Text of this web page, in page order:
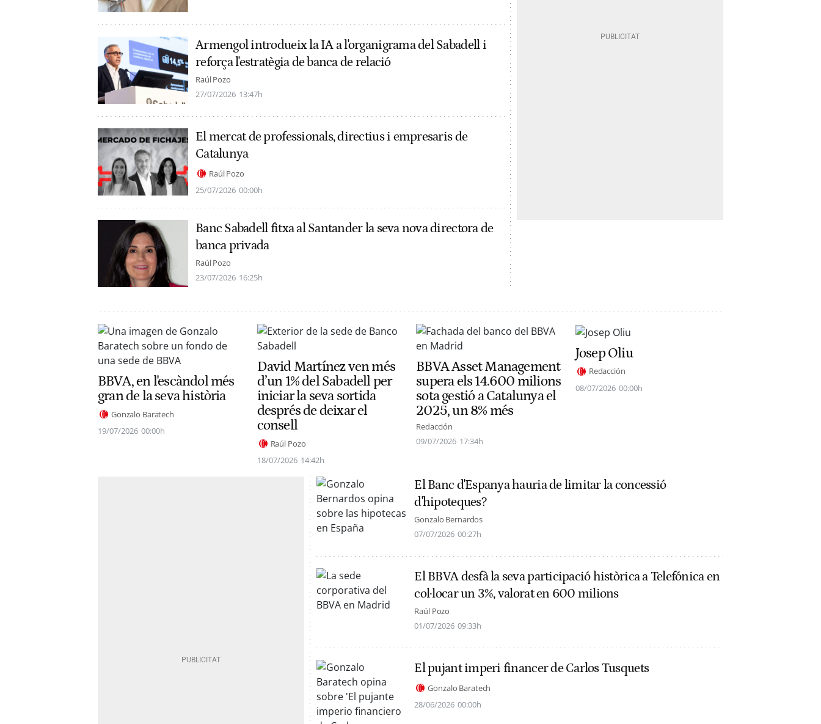
Armengol introdueix la IA a l'organigrama del Sabadell i
reforça l'estratègia de banca de relació
Raúl Pozo
27/07/2026 13:47h
El mercat de professionals, directius i empresaris de
Catalunya
Raúl Pozo
25/07/2026 00:00h
Banc Sabadell fitxa al Santander la seva nova directora de
banca privada
Raúl Pozo
23/07/2026 16:25h
BBVA, en l'escàndol més
gran de la seva història
Gonzalo Baratech
19/07/2026 00:00h
David Martínez ven més
d’un 1% del Sabadell per
iniciar la seva sortida
després de deixar el
consell
Raúl Pozo
18/07/2026 14:42h
BBVA Asset Management
supera els 14.600 milions
sota gestió a Catalunya el
2025, un 8% més
Redacción
09/07/2026 17:34h
Josep Oliu
Redacción
08/07/2026 00:00h
El Banc d'Espanya hauria de limitar la concessió
d'hipoteques?
Gonzalo Bernardos
07/07/2026 00:27h
El BBVA desfà la seva participació històrica a Telefónica en
col·locar un 3%, valorat en 600 milions
Raúl Pozo
01/07/2026 09:33h
El pujant imperi financer de Carlos Tusquets
Gonzalo Baratech
28/06/2026 00:00h